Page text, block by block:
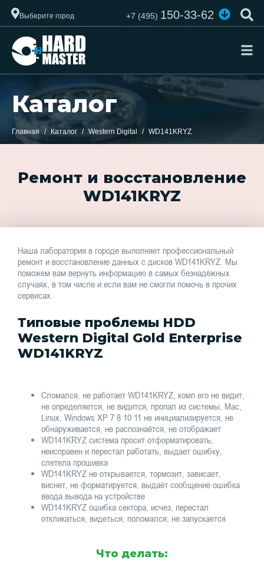
Выберите город +7 (495)150-33-62
Каталог
Главная Каталог Western Digital WD141KRYZ
Ремонт и восстановление
WD141KRYZ
Наша лаборатория в городе выполняет профессиональный
ремонт и восстановление данных с дисков WD141KRYZ. Мы
поможем вам вернуть информацию в самых безнадёжных
случаях, в том числе и если вам не смогли помочь в прочих
сервисах.
Типовые проблемы HDD
Western Digital Gold Enterprise
WD141KRYZ
Сломался, не работает WD141KRYZ, комп его не видит,
не определяется, не видится, пропал из системы, Mac,
Linux, Windows XP 7 8 10 11 не инициализируется, не
обнаруживается, не распознаётся, не отображает
WD141KRYZ система просит отформатировать,
неисправен и перестал работать, выдает ошибку,
слетела прошивка
WD141KRYZ не открывается, тормозит, зависает,
виснет, не форматируется, выдаёт сообщение ошибка
ввода вывода на устройстве
WD141KRYZ ошибка сектора, исчез, перестал
откликаться, видеться, поломался, не запускается
Что делать: